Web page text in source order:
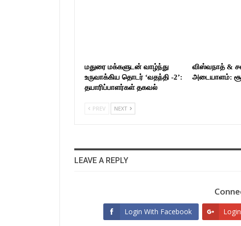
மதுரை மக்களுடன் வாழ்ந்து
உருவாக்கிய தொடர் ‘வதந்தி -2’:
தயாரிப்பாளர்கள் தகவல்
விஸ்வநாத் &
அடையாளம்:
PREV NEXT
LEAVE A REPLY
Login With Facebook